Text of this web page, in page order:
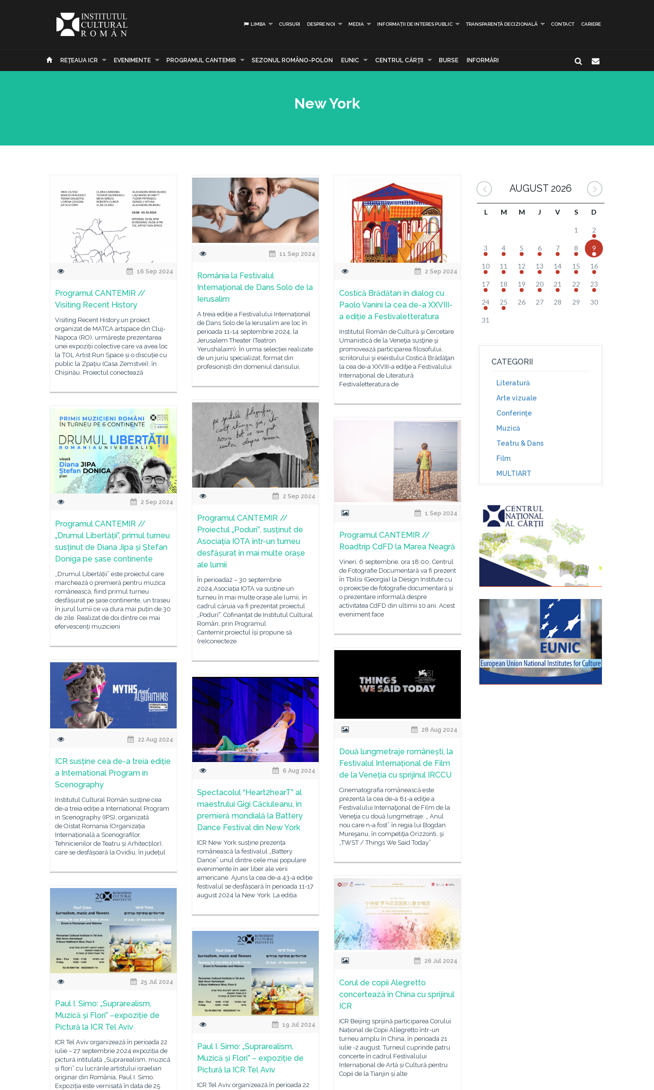
LIMBA CURSURI DESPRE NOI MEDIA INFORMAȚII DE INTERES PUBLIC TRANSPARENȚĂ DECIZIONALĂ CONTACT CARIERE
REŢEAUA ICR EVENIMENTE PROGRAMUL CANTEMIR SEZONUL ROMÂNO-POLON EUNIC CENTRUL CĂRŢII BURSE INFORMĂRI
New York
16 Sep 2024
Programul CANTEMIR //
Visiting Recent History
Visiting Recent History,un proiect
organizat de MATCA artspace din Cluj-
Napoca (RO), urmărește prezentarea
unei expoziții colective care va avea loc
la ȚOL Artist Run Space și o discuție cu
public la Zpațiu (Casa Zemstvei), în
Chișinău. Proiectul conectează
11 Sep 2024
România la Festivalul
Internaţional de Dans Solo de la
Ierusalim
A treia ediție a Festivalului Internațional
de Dans Solo de la Ierusalim are loc în
perioada 11-14 septembrie 2024, la
Jerusalem Theater (Teatron
Yerushalaim). În urma selecției realizate
de un juriu specializat, format din
profesioniști din domeniul dansului,
2 Sep 2024
Costică Brădătan în dialog cu
Paolo Vanini la cea de-a XXVIII-
a ediție a Festivaletteratura
Institutul Român de Cultură şi Cercetare
Umanistică de la Veneţia susţine şi
promovează participarea filosofului,
scriitorului şi eseistului Costică Brădăţan
la cea de-a XXVIII-a ediţie a Festivalului
Internaţional de Literatură
Festivaletteratura de
2 Sep 2024
Programul CANTEMIR //
Proiectul „Poduriˮ, susținut de
Asociația IOTA într-un turneu
desfășurat în mai multe orașe
ale lumii
În perioada2 – 30 septembrie
2024,Asociația IOTA va susține un
turneu în mai multe orașe ale lumii, în
cadrul căruia va fi prezentat proiectul
„Poduriˮ. Cofinanțat de Institutul Cultural
Român, prin Programul
Cantemir,proiectul își propune să
(re)conecteze
2 Sep 2024
Programul CANTEMIR //
„Drumul Libertății”, primul turneu
susținut de Diana Jipa și Ștefan
Doniga pe șase continente
„Drumul Libertății” este proiectul care
marchează o premieră pentru muzica
românească, fiind primul turneu
desfășurat pe șase continente, un traseu
în jurul lumii ce va dura mai puțin de 30
de zile. Realizat de doi dintre cei mai
efervescenți muzicieni
1 Sep 2024
Programul CANTEMIR //
Roadtrip CdFD la Marea Neagră
Vineri, 6 septembrie, ora 18:00, Centrul
de Fotografie Documentară va fi prezent
în Tbilisi (Georgia) la Design Institute cu
o proiecție de fotografie documentară și
o prezentare informală despre
activitatea CdFD din ultimii 10 ani. Acest
eveniment face
28 Aug 2024
Două lungmetraje românești, la
Festivalul Internațional de Film
de la Veneția cu sprijinul IRCCU
Cinematografia românească este
prezentă la cea de-a 81-a ediţie a
Festivalului Internaţional de Film de la
Veneţia cu două lungmetraje: „ Anul
nou care n-a fost” în regia lui Bogdan
Mureşanu, în competiţia Orizzonti, şi
„TWST / Things We Said Today”
22 Aug 2024
ICR susține cea de-a treia ediție
a International Program in
Scenography
Institutul Cultural Român susține cea
de-a treia ediție a International Program
in Scenography (IPS), organizată
de Oistat Romania (Organizația
Internațională a Scenografilor,
Tehnicienilor de Teatru și Arhitecților),
care se desfășoară la Ovidiu, în județul
6 Aug 2024
Spectacolul “Heart2hearT” al
maestrului Gigi Căciuleanu, în
premieră mondială la Battery
Dance Festival din New York
ICR New York susține prezența
românească la festivalul „Battery
Dance” unul dintre cele mai populare
evenimente în aer liber ale verii
americane. Ajuns la cea de-a 43-a ediție
festivalul se desfășoară în perioada 11-17
august 2024 la New York. La ediția
26 Jul 2024
Corul de copii Alegretto
concertează în China cu sprijinul
ICR
ICR Beijing sprijină participarea Corului
Național de Copii Allegretto într-un
turneu amplu în China, în perioada 21
iulie -2 august. Turneul cuprinde patru
concerte în cadrul Festivalului
Internațional de Artă și Cultură pentru
Copii de la Tianjin și alte
25 Jul 2024
Paul I. Simo: „Suprarealism,
Muzică și Flori” –expoziție de
Pictură la ICR Tel Aviv
ICR Tel Aviv organizează în perioada 22
iulie – 27 septembrie 2024 expoziția de
pictură intitulată „Suprarealism, muzică
și flori” cu lucrările artistului israelian
originar din România, Paul I. Simo.
Expoziția este vernisată în data de 25
19 Jul 2024
Paul I. Simo: „Suprarealism,
Muzică și Flori” – expoziție de
Pictură la ICR Tel Aviv
ICR Tel Aviv organizează în perioada 22
AUGUST 2026
L M M J V S D
1 2
3 4 5 6 7 8 9
10 11 12 13 14 15 16
17 18 19 20 21 22 23
24 25 26 27 28 29 30
31
CATEGORII
Literatură
Arte vizuale
Conferinţe
Muzică
Teatru & Dans
Film
MULTIART